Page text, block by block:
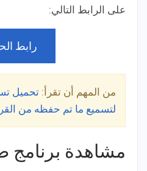
على الرابط التالي:
رابط
من المهم أن تقرأ: تحميل
لتسميع ما تم حفظه من
مشاهدة برنامج